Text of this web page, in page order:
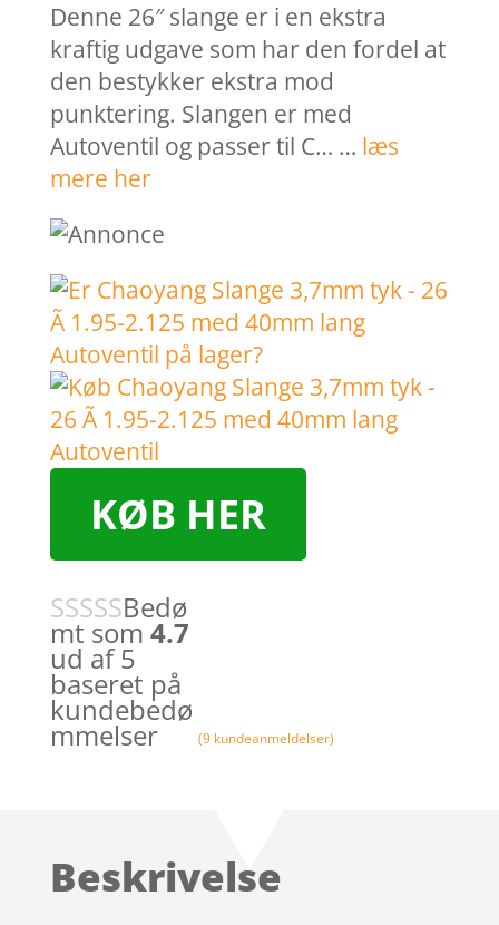
Denne 26″ slange er i en ekstra
kraftig udgave som har den fordel at
den bestykker ekstra mod
punktering. Slangen er med
Autoventil og passer til C… … læs
mere her
KØB HER
Bedø
mt som 4.7
ud af 5
baseret på
kundebedø
mmelser (9 kundeanmeldelser)
Beskrivelse